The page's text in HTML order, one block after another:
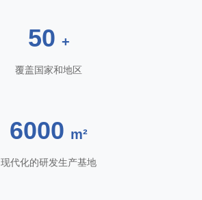
50 +
覆盖国家和地区
6000 m²
现代化的研发生产基地